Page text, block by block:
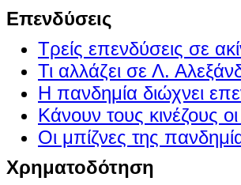
Επενδύσεις
Τρείς επενδύσεις σε
Τι αλλάζει σε Λ.
Η πανδημία διώχνει
Κάνουν τους κινέζους οι
Οι μπίζνες της
Χρηματοδότηση